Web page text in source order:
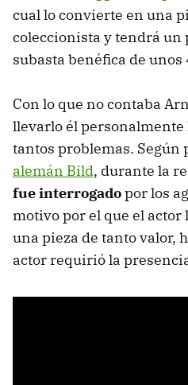
cual lo convierte en una
coleccionista y tendrá un
subasta benéfica de unos
Con lo que no contaba
llevarlo él personalmente
tantos problemas. Según
alemán Bild, durante la
fue interrogadopor los
motivo por el que el actor
una pieza de tanto valor,
actor requirió la